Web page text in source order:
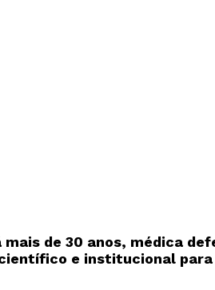
de 30 anos, médica
e institucional